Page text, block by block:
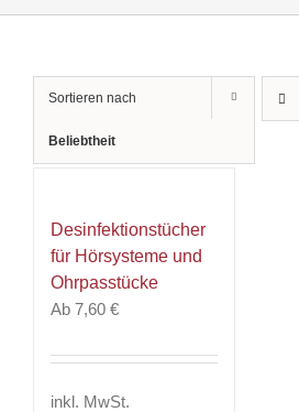
Sortieren nach
Beliebtheit
Desinfektionstücher
für Hörsysteme und
Ohrpasstücke
Ab 7,60 €
inkl. MwSt.